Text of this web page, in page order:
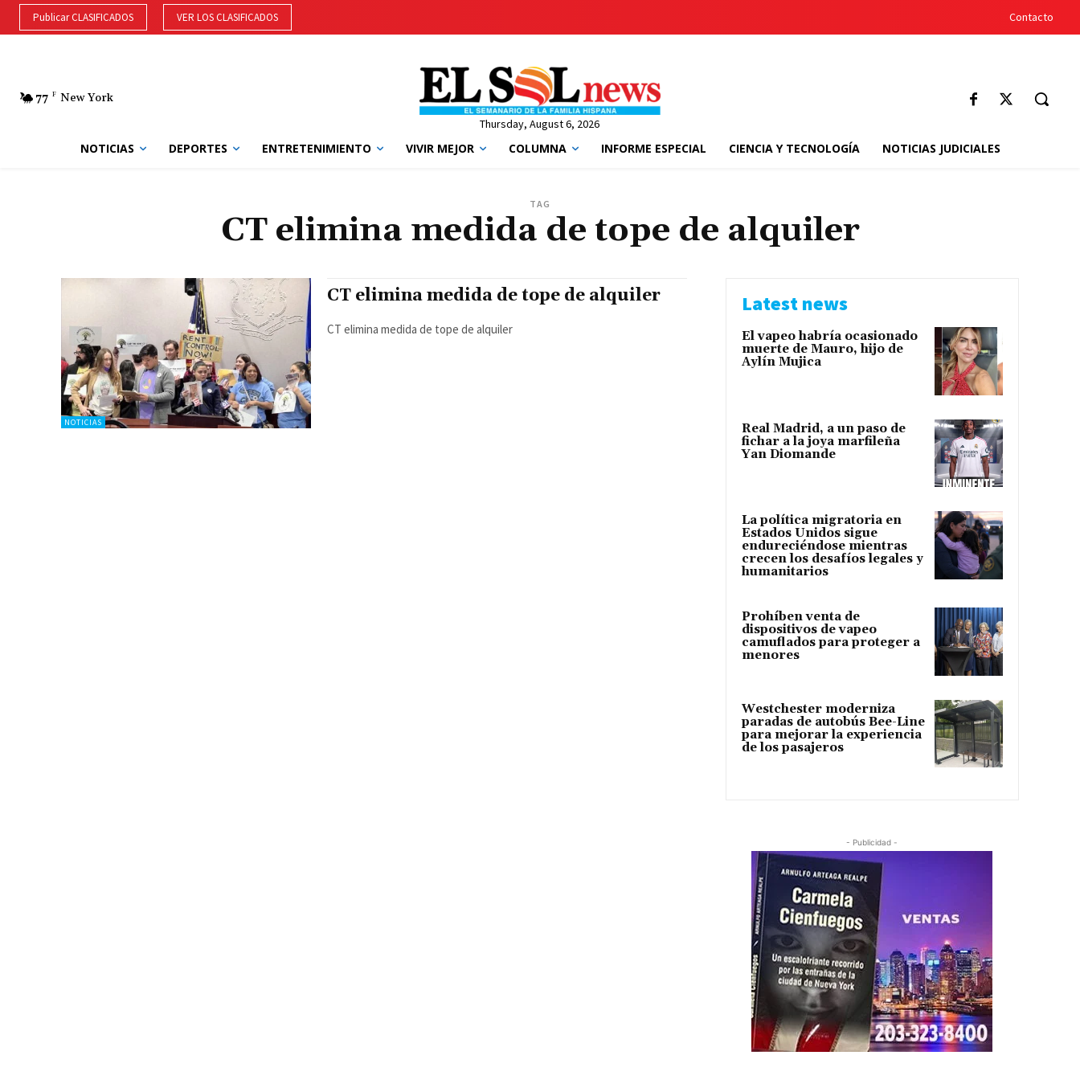
Publicar CLASIFICADOS VER LOS CLASIFICADOS Contacto
77 F New York
Thursday, August 6, 2026
NOTICIAS DEPORTES ENTRETENIMIENTO VIVIR MEJOR COLUMNA INFORME ESPECIAL CIENCIA Y TECNOLOGÍA NOTICIAS JUDICIALES
TAG
CT elimina medida de tope de alquiler
NOTICIAS
CT elimina medida de tope de alquiler
CT elimina medida de tope de alquiler
Latest news
El vapeo habría ocasionado
muerte de Mauro, hijo de
Aylín Mujica
Real Madrid, a un paso de
fichar a la joya marfileña
Yan Diomande
La política migratoria en
Estados Unidos sigue
endureciéndose mientras
crecen los desafíos legales y
humanitarios
Prohíben venta de
dispositivos de vapeo
camuflados para proteger a
menores
Westchester moderniza
paradas de autobús Bee-Line
para mejorar la experiencia
de los pasajeros
- Publicidad -